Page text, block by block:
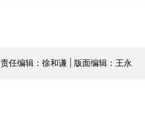
责任编辑：徐和谦 | 版面编辑：王永